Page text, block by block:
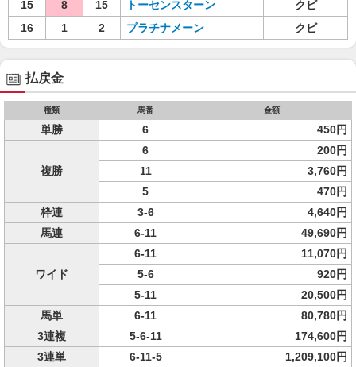
15
8 15 トーセンスターン
クビ
16
1 2 プラチナメーン クビ
払戻金
種類 馬番 金額
単勝 6 450円
複勝
6
200円
11
3,760円
5
470円
枠連
3-6
4,640円
馬連
6-11 49,690円
ワイド
6-11
11,070円
5-6
920円
5-11
20,500円
馬単
6-11
80,780円
3連複
5-6-11
174,600円
3連単
6-11-5 1,209,100円